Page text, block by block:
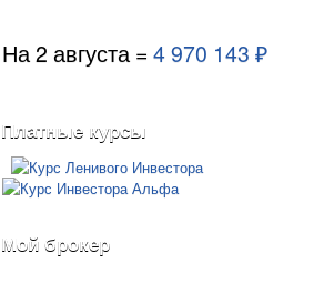
На 2 августа = 4 970 143 ₽
Платные курсы
Мой брокер